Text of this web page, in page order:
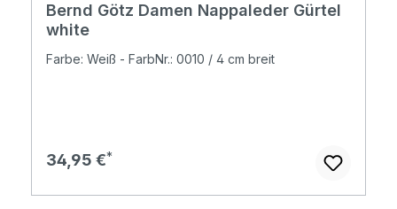
Bernd Götz Damen Nappaleder Gürtel
white
Farbe: Weiß - FarbNr.: 0010 / 4 cm breit
Regulärer Preis:
34,95 €